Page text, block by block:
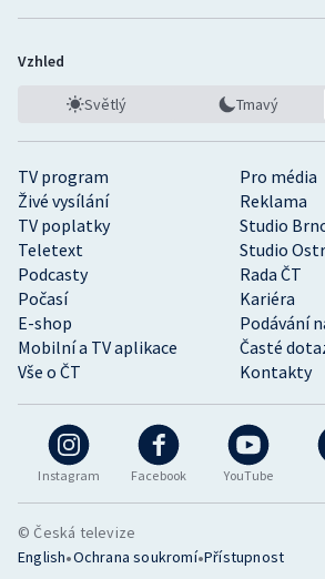
Instagram Facebook YouTube
TV program
Pro média
Živé vysílání
Reklama
TV poplatky
Studio
Teletext
Studio
Podcasty
Rada ČT
Počasí
Kariéra
E-shop
Podávání
Mobilní a TV aplikace
Časté
Vše o ČT
Kontakty
Vzhled
Světlý Tmavý
© Česká televize
English•Ochrana soukromí•Přístupnost